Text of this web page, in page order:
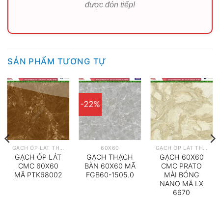
được đón tiếp!
SẢN PHẨM TƯƠNG TỰ
GẠCH ỐP LÁT THEO HÃNG
GẠCH ỐP LÁT
CMC 60X60
MÃ PTK68002
-22%
60X60
GẠCH THẠCH
BÀN 60X60 MÃ
FGB60-1505.0
GẠCH ỐP LÁT THEO HÃNG
GẠCH 60X60
CMC PRATO
MÀI BÓNG
NANO MÃ LX
6670